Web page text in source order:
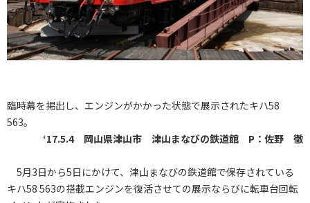
臨時幕を掲出し、エンジンがかかった状態で展示されたキハ58
563。
‘17.5.4 岡山県津山市 津山まなびの鉄道館 P：佐野 徹
5月3日から5日にかけて、津山まなびの鉄道館で保存されている
キハ58 563の搭載エンジンを復活させての展示ならびに転車台回転